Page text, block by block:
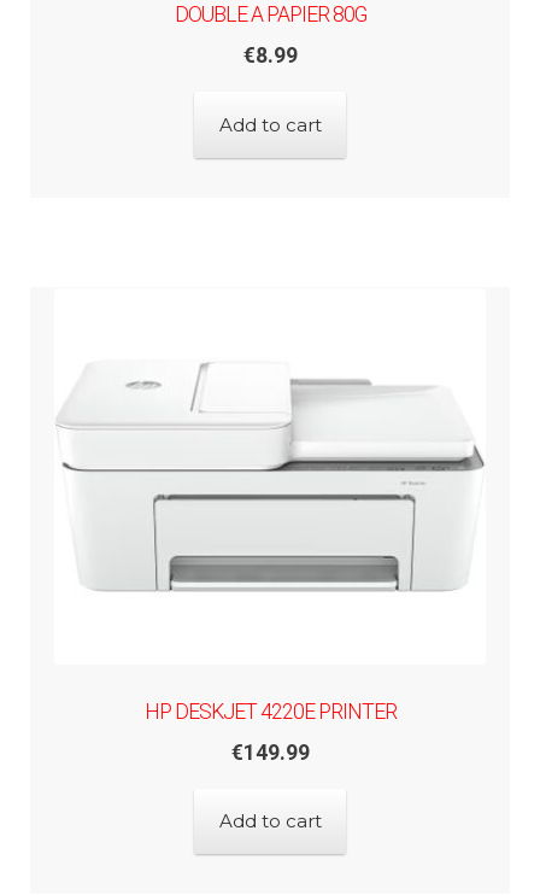
DOUBLE A PAPIER 80G
€8.99
Add to cart
HP DESKJET 4220E PRINTER
€149.99
Add to cart